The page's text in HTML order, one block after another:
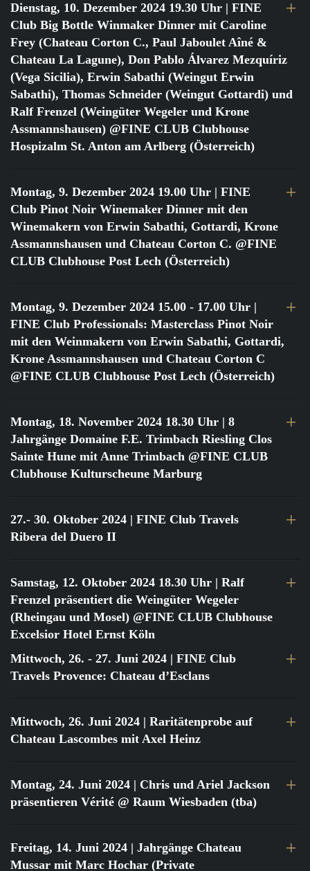
Dienstag, 10. Dezember 2024 19.30 Uhr | FINE
Club Big Bottle Winmaker Dinner mit Caroline
Frey (Chateau Corton C., Paul Jaboulet Aîné &
Chateau La Lagune), Don Pablo Álvarez Mezquíriz
(Vega Sicilia), Erwin Sabathi (Weingut Erwin
Sabathi), Thomas Schneider (Weingut Gottardi) und
Ralf Frenzel (Weingüter Wegeler und Krone
Assmannshausen) @FINE CLUB Clubhouse
Hospizalm St. Anton am Arlberg (Österreich)
Montag, 9. Dezember 2024 19.00 Uhr | FINE
Club Pinot Noir Winemaker Dinner mit den
Winemakern von Erwin Sabathi, Gottardi, Krone
Assmannshausen und Chateau Corton C. @FINE
CLUB Clubhouse Post Lech (Österreich)
Montag, 9. Dezember 2024 15.00 - 17.00 Uhr |
FINE Club Professionals: Masterclass Pinot Noir
mit den Weinmakern von Erwin Sabathi, Gottardi,
Krone Assmannshausen und Chateau Corton C
@FINE CLUB Clubhouse Post Lech (Österreich)
Montag, 18. November 2024 18.30 Uhr | 8
Jahrgänge Domaine F.E. Trimbach Riesling Clos
Sainte Hune mit Anne Trimbach @FINE CLUB
Clubhouse Kulturscheune Marburg
27.- 30. Oktober 2024 | FINE Club Travels
Ribera del Duero II
Samstag, 12. Oktober 2024 18.30 Uhr | Ralf
Frenzel präsentiert die Weingüter Wegeler
(Rheingau und Mosel) @FINE CLUB Clubhouse
Excelsior Hotel Ernst Köln
Mittwoch, 26. - 27. Juni 2024 | FINE Club
Travels Provence: Chateau d’Esclans
Mittwoch, 26. Juni 2024 | Raritätenprobe auf
Chateau Lascombes mit Axel Heinz
Montag, 24. Juni 2024 | Chris und Ariel Jackson
präsentieren Vérité @ Raum Wiesbaden (tba)
Freitag, 14. Juni 2024 | Jahrgänge Chateau
Mussar mit Marc Hochar (Private